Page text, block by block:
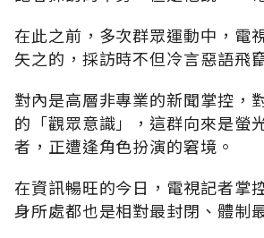
在此之前，多次群眾運動中，電
矢之的，採訪時不但冷言惡語飛
對內是高層非專業的新聞掌控，
的「觀眾意識」，這群向來是螢
者，正遭逢角色扮演的窘境。
在資訊暢旺的今日，電視記者掌
身所處都也是相對最封閉、體制